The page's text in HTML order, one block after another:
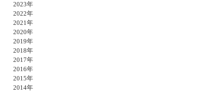
2023年
2022年
2021年
2020年
2019年
2018年
2017年
2016年
2015年
2014年